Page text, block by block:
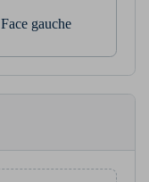
Face gauche